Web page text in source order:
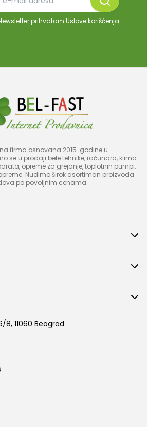
prihvatam Uslove korišćenja
firma osnovana 2015. godine u
se u prodaji bele tehnike, računara, klima
opreme za grejanje, toplotnih pumpi,
Nudimo širok asortiman proizvoda
po povoljnim cenama.
8, 11060 Beograd